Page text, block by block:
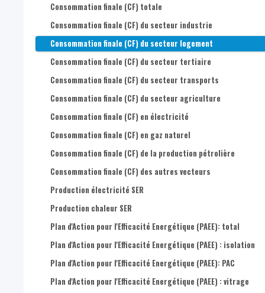
Consommation finale (CF) totale
Consommation finale (CF) du secteur industrie
Consommation finale (CF) du secteur logement
Consommation finale (CF) du secteur tertiaire
Consommation finale (CF) du secteur transports
Consommation finale (CF) du secteur agriculture
Consommation finale (CF) en électricité
Consommation finale (CF) en gaz naturel
Consommation finale (CF) de la production pétrolière
Consommation finale (CF) des autres vecteurs
Production électricité SER
Production chaleur SER
Plan d'Action pour l'Efficacité Energétique (PAEE): total
Plan d'Action pour l'Efficacité Energétique (PAEE) : isolation
Plan d'Action pour l'Efficacité Energétique (PAEE): PAC
Plan d'Action pour l'Efficacité Energétique (PAEE) : vitrage